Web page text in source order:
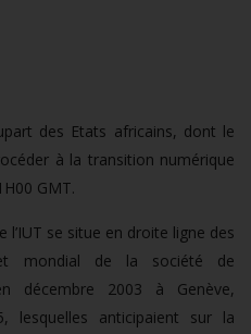
des Etats africains, dont le
à la transition numérique
GMT.
l’IUT se situe en droite ligne des
mondial de la société de
décembre 2003 à Genève,
lesquelles anticipaient sur la